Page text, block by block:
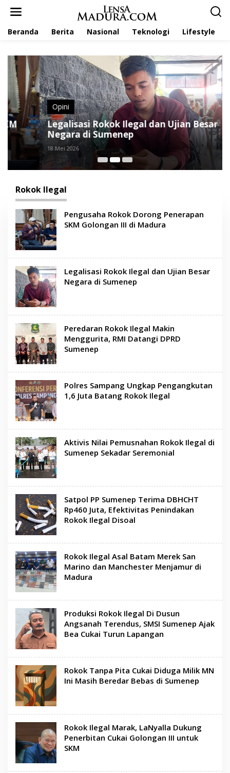
Beranda Berita Nasional Teknologi Lifestyle
Opini
Legalisasi Rokok Ilegal dan Ujian Besar
Negara di Sumenep
18 Mei 2026
Rokok Ilegal
Pengusaha Rokok Dorong Penerapan
SKM Golongan III di Madura
Legalisasi Rokok Ilegal dan Ujian Besar
Negara di Sumenep
Peredaran Rokok Ilegal Makin
Menggurita, RMI Datangi DPRD
Sumenep
Polres Sampang Ungkap Pengangkutan
1,6 Juta Batang Rokok Ilegal
Aktivis Nilai Pemusnahan Rokok Ilegal di
Sumenep Sekadar Seremonial
Satpol PP Sumenep Terima DBHCHT
Rp460 Juta, Efektivitas Penindakan
Rokok Ilegal Disoal
Rokok Ilegal Asal Batam Merek San
Marino dan Manchester Menjamur di
Madura
Produksi Rokok Ilegal Di Dusun
Angsanah Terendus, SMSI Sumenep Ajak
Bea Cukai Turun Lapangan
Rokok Tanpa Pita Cukai Diduga Milik MN
Ini Masih Beredar Bebas di Sumenep
Rokok Ilegal Marak, LaNyalla Dukung
Penerbitan Cukai Golongan III untuk
SKM